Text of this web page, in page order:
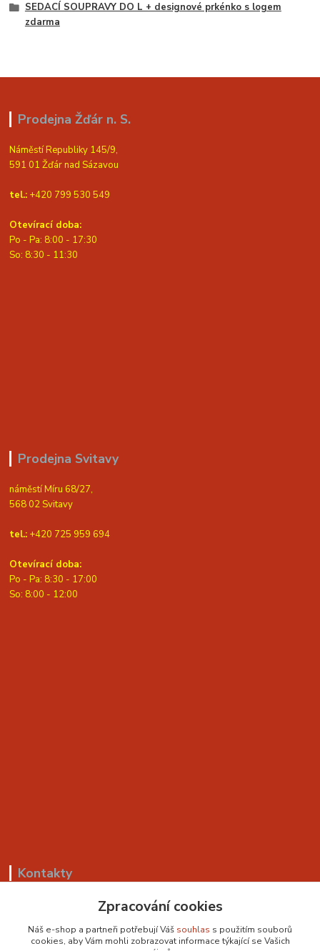
SEDACÍ SOUPRAVY DO L + designové prkénko s logem
zdarma
Prodejna Žďár n. S.
Náměstí Republiky 145/9,
591 01 Žďár nad Sázavou
tel.: +420 799 530 549
Otevírací doba:
Po - Pa: 8:00 - 17:30
So: 8:30 - 11:30
Prodejna Svitavy
náměstí Míru 68/27,
568 02 Svitavy
tel.: +420 725 959 694
Otevírací doba:
Po - Pa: 8:30 - 17:00
So: 8:00 - 12:00
Kontakty
+420 799 530 549
sedackyvysocina@seznam.cz
Zpracování cookies
Náš e-shop a partneři potřebují Váš souhlas s použitím souborů
cookies, aby Vám mohli zobrazovat informace týkající se Vašich